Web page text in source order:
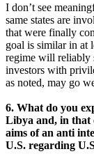
I don’t see
same states are
that were finally
goal is similar in at
regime will reliably
investors with
as noted, may go
6. What do you
Libya and, in that
aims of an anti
U.S. regarding